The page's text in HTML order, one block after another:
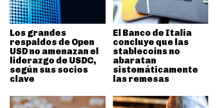
Los grandes
respaldos de Open
USD no amenazan el
liderazgo de USDC,
según sus socios
clave
El Banco de Italia
concluye que las
stablecoins no
abaratan
sistemáticamente
las remesas